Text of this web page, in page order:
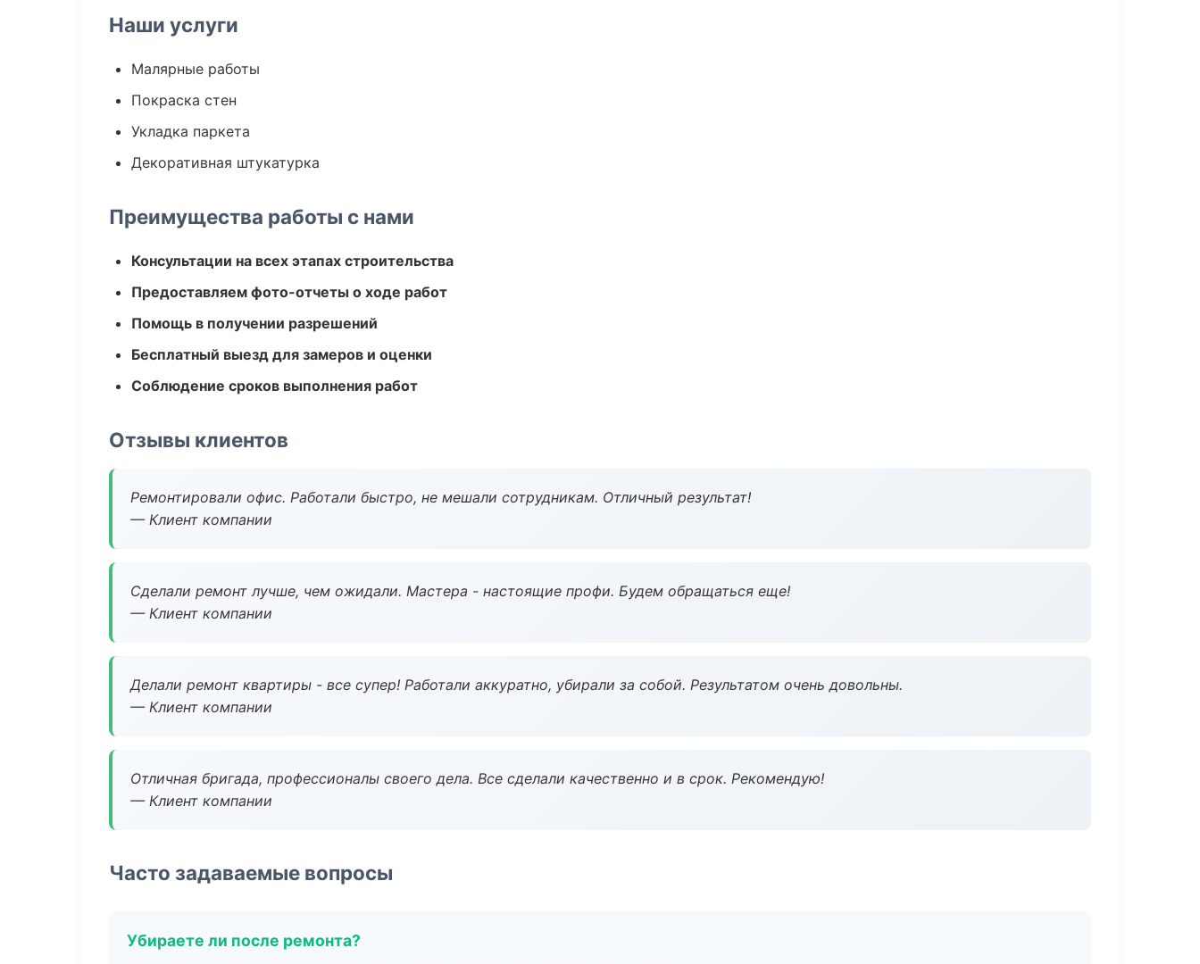
Наши услуги
Малярные работы
Покраска стен
Укладка паркета
Декоративная штукатурка
Преимущества работы с нами
Консультации на всех этапах строительства
Предоставляем фото-отчеты о ходе работ
Помощь в получении разрешений
Бесплатный выезд для замеров и оценки
Соблюдение сроков выполнения работ
Отзывы клиентов
Ремонтировали офис. Работали быстро, не мешали сотрудникам. Отличный результат!
— Клиент компании
Сделали ремонт лучше, чем ожидали. Мастера - настоящие профи. Будем обращаться еще!
— Клиент компании
Делали ремонт квартиры - все супер! Работали аккуратно, убирали за собой. Результатом очень довольны.
— Клиент компании
Отличная бригада, профессионалы своего дела. Все сделали качественно и в срок. Рекомендую!
— Клиент компании
Часто задаваемые вопросы
Убираете ли после ремонта?